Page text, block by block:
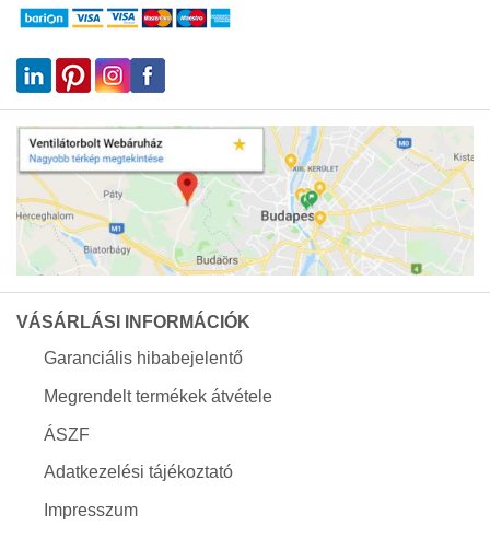
VÁSÁRLÁSI INFORMÁCIÓK
Garanciális hibabejelentő
Megrendelt termékek átvétele
ÁSZF
Adatkezelési tájékoztató
Impresszum